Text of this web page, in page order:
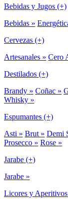
Bebidas y Jugos (+)
Bebidas »
Cervezas (+)
Artesanales » Cero
Destilados (+)
Brandy » Coñac »
Whisky »
Espumantes (+)
Asti » Brut » Demi
Prosecco » Rose »
Jarabe (+)
Jarabe »
Licores y